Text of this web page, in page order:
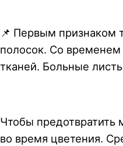
📌 Первым признаком
полосок. Со временем
тканей. Больные
Чтобы предотвратить
во время цветения.